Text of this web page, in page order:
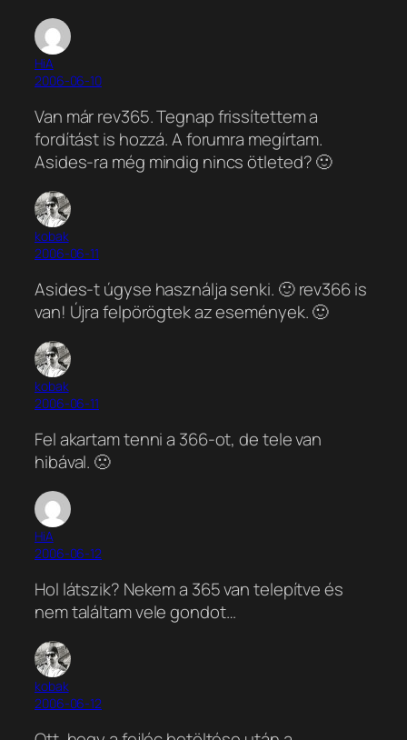
HiA
2006-06-10
Van már rev365. Tegnap frissítettem a
fordítást is hozzá. A forumra megírtam.
Asides-ra még mindig nincs ötleted? 🙂
kobak
2006-06-11
Asides-t úgyse használja senki. 🙂 rev366 is
van! Újra felpörögtek az események. 🙂
kobak
2006-06-11
Fel akartam tenni a 366-ot, de tele van
hibával. 🙁
HiA
2006-06-12
Hol látszik? Nekem a 365 van telepítve és
nem találtam vele gondot…
kobak
2006-06-12